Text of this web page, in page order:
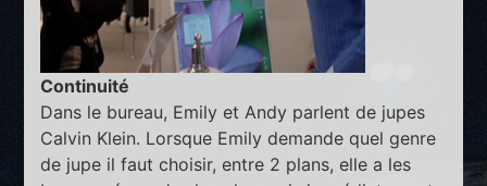
Continuité
Dans le bureau, Emily et Andy parlent de jupes
Calvin Klein. Lorsque Emily demande quel genre
de jupe il faut choisir, entre 2 plans, elle a les